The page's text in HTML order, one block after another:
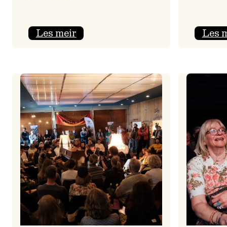
Les meir:
–
3.
joledag
Les